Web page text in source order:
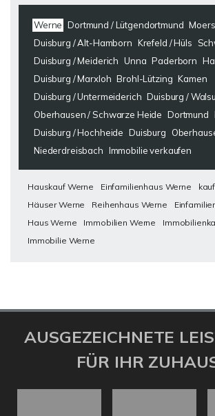
Werne Dortmund / Lütgendortmund
Duisburg / Alt-Hamborn Krefeld / Hüls
Duisburg / Meiderich Unna Paderborn
Duisburg / Marxloh Brohl-Lützing Kamen
Duisburg / Untermeiderich Duisburg /
Oberhausen / Schwarze Heide Dortmund
Duisburg / Hochheide Duisburg
Niederdreisbach Immobilie verkaufen
Hauskauf Werne Einfamilienhaus Werne
Häuser Werne
Reihenhaus Werne
Haus Werne
Immobilien Werne
Immobilie Werne
AUSGEZEICHNETE
FÜR IHR